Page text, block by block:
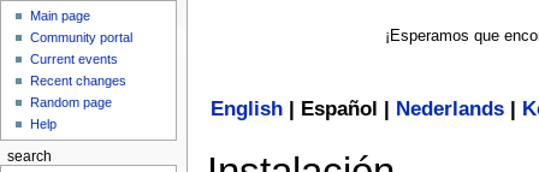
¡Esperamos que
English| Español Nederlands|
Main page
Community portal
Current events
Recent changes
Random page
Help
search